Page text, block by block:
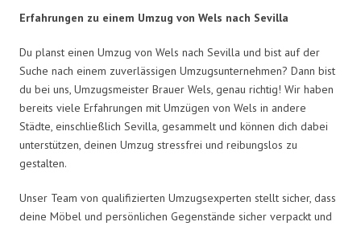
Erfahrungen zu einem Umzug von Wels nach Sevilla
Du planst einen Umzug von Wels nach Sevilla und bist auf der
Suche nach einem zuverlässigen Umzugsunternehmen? Dann bist
du bei uns, Umzugsmeister Brauer Wels, genau richtig! Wir haben
bereits viele Erfahrungen mit Umzügen von Wels in andere
Städte, einschließlich Sevilla, gesammelt und können dich dabei
unterstützen, deinen Umzug stressfrei und reibungslos zu
gestalten.
Unser Team von qualifizierten Umzugsexperten stellt sicher, dass
deine Möbel und persönlichen Gegenstände sicher verpackt und